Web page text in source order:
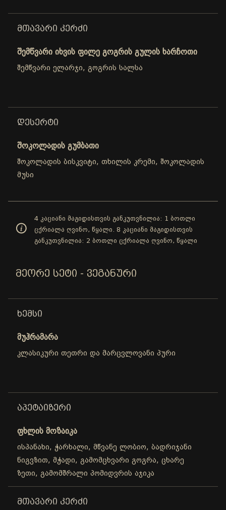
ᲛᲗᲐᲕᲐᲠᲘ ᲙᲔᲠᲫᲘ
შემწვარი იხვის ფილე გოგრის გულის ხარჩოთი
შემწვარი ელარჯი, გოგრის სალსა
ᲓᲔᲡᲔᲠᲢᲘ
შოკოლადის გუმბათი
შოკოლადის ბისკვიტი, თხილის კრემი, შოკოლადის
მუსი
4 კაციანი მაგიდისთვის განკუთვნილია: 1 ბოთლი
ცქრიალა ღვინო, წყალი. 8 კაციანი მაგიდისთვის
განკუთვნილია: 2 ბოთლი ცქრიალა ღვინო, წყალი
ᲛᲔᲝᲠᲔ ᲡᲔᲢᲘ - ᲕᲔᲒᲐᲜᲣᲠᲘ
ᲮᲔᲛᲡᲘ
მუჰრამარა
კლასიკური თეთრი და მარცვლოვანი პური
ᲐᲞᲔᲢᲐᲘᲖᲔᲠᲘ
ფხლის მოზაიკა
ისპანახი, ჭარხალი, მწვანე ლობიო, ბადრიჯანი
ნიგვზით, მჭადი, გამომცხვარი გოგრა, ცხარე
ზეთი, გამომშრალი პომიდვრის აჯიკა
ᲛᲗᲐᲕᲐᲠᲘ ᲙᲔᲠᲫᲘ